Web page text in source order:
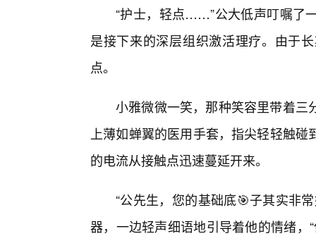
“护士，轻点……”公大低声叮嘱了
是接下来的深层组织激活理疗。由于
点。
小雅微微一笑，那种笑容里带着三
上薄如蝉翼的医用手套，指尖轻轻触
的电流从接触点迅速蔓延开来。
“公先生，您的基础底🎯子其实非
器，一边轻声细语地引导着他的情绪，